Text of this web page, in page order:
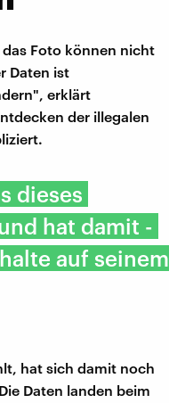
das Foto können nicht
Daten ist
erklärt
der illegalen
dieses
hat damit -
auf seinem
hat sich damit noch
Daten landen beim